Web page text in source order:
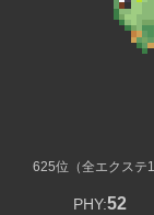
625位（全エクステ
PHY:52